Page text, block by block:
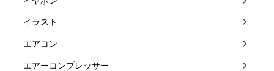
イラスト
エアコン
エアーコンプレッサー